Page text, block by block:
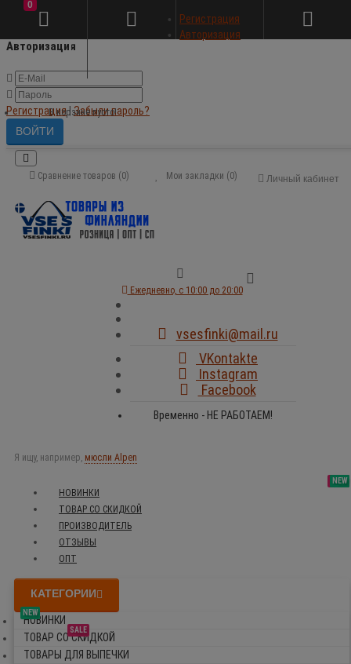
Авторизация
Регистрация|Забыли пароль?
Личный кабинет
Мои закладки (0)
Сравнение товаров (0)
Ежедневно, с 10:00 до 20:00
vsesfinki@mail.ru
VKontakte
Instagram
Facebook
Временно - НЕ РАБОТАЕМ!
Я ищу, например, мюсли Alpen
Регистрация
Авторизация
0
В корзине пусто!
NEW
НОВИНКИ
SALE
ТОВАР СО СКИДКОЙ
NEW
ПРОИЗВОДИТЕЛЬ
NEW
ОТЗЫВЫ
ОПТ
КАТЕГОРИИ
NEW
НОВИНКИ
SALE
ТОВАР СО СКИДКОЙ
ТОВАРЫ ДЛЯ ВЫПЕЧКИ